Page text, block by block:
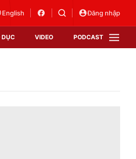
English Đăng nhập
DỤC VIDEO PODCAST
VTV Sức khoẻ